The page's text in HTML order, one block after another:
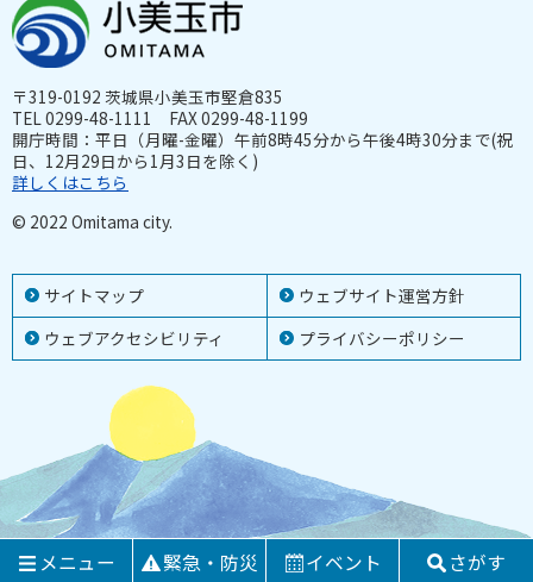
サイトマップ
ウェブサイト運営方針
ウェブアクセシビリティ
プライバシーポリシー
〒319-0192 茨城県小美玉市堅倉835
TEL 0299-48-1111 FAX 0299-48-1199
開庁時間：平日（月曜-金曜）午前8時45分から午後4時30分まで(祝
日、12月29日から1月3日を除く)
詳しくはこちら
© 2022 Omitama city.
メニュー 緊急・防災 イベント さがす